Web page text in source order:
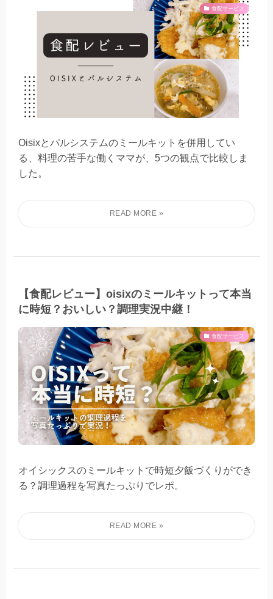
食配サービス
Oisixとパルシステムのミールキットを併用してい
る、料理の苦手な働くママが、5つの観点で比較しま
した。
【食配レビュー】oisixのミールキットって本当
に時短？おいしい？調理実況中継！
食配サービス
オイシックスのミールキットで時短夕飯づくりができ
る？調理過程を写真たっぷりでレポ。